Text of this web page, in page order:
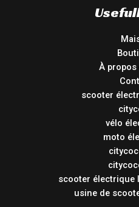
À
scooter
vélo
moto
scooter électrique
usine de